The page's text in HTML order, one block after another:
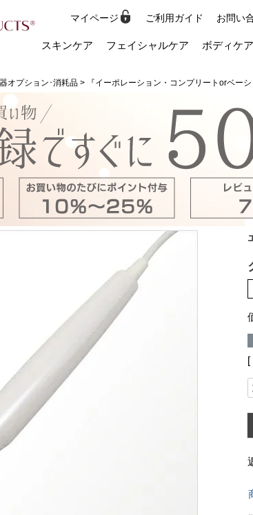
マイページ ご利用ガイド お問い
検索
スキンケア フェイシャルケア ボディケア
オプション･消耗品 『イーポレーション・コンプリートorベー